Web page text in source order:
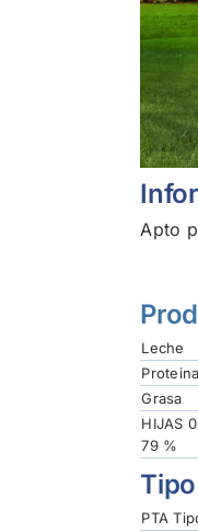
Apto
Leche
Proteina
Grasa
HIJAS
79 %
Tipo
PTA